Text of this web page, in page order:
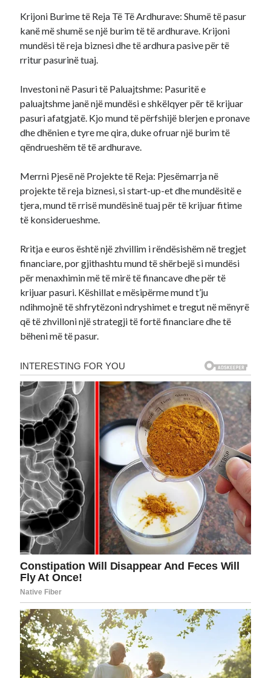
Krijoni Burime të Reja Të Të Ardhurave: Shumë të pasur
kanë më shumë se një burim të të ardhurave. Krijoni
mundësi të reja biznesi dhe të ardhura pasive për të
rritur pasurinë tuaj.
Investoni në Pasuri të Paluajtshme: Pasuritë e
paluajtshme janë një mundësi e shkëlqyer për të krijuar
pasuri afatgjatë. Kjo mund të përfshijë blerjen e pronave
dhe dhënien e tyre me qira, duke ofruar një burim të
qëndrueshëm të të ardhurave.
Merrni Pjesë në Projekte të Reja: Pjesëmarrja në
projekte të reja biznesi, si start-up-et dhe mundësitë e
tjera, mund të rrisë mundësinë tuaj për të krijuar fitime
të konsiderueshme.
Rritja e euros është një zhvillim i rëndësishëm në tregjet
financiare, por gjithashtu mund të shërbejë si mundësi
për menaxhimin më të mirë të financave dhe për të
krijuar pasuri. Këshillat e mësipërme mund t’ju
ndihmojnë të shfrytëzoni ndryshimet e tregut në mënyrë
që të zhvilloni një strategji të fortë financiare dhe të
bëheni më të pasur.